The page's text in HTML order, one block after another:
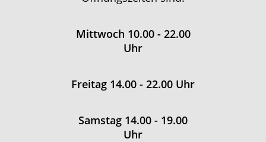
Mittwoch 10.00 - 22.00
Uhr
Freitag 14.00 - 22.00 Uhr
Samstag 14.00 - 19.00
Uhr